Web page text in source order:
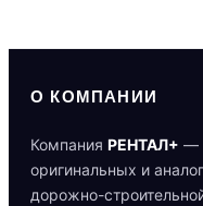
О КОМПАНИИ
Компания РЕНТАЛ+ —
оригинальных и
дорожно-